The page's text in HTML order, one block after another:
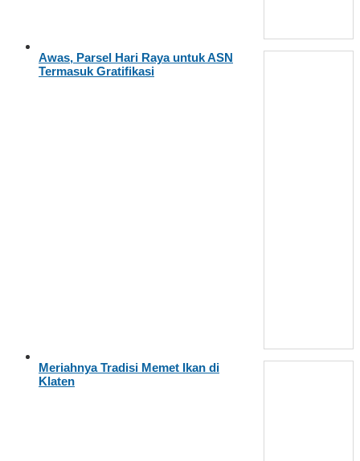
Awas, Parsel Hari Raya untuk ASN
Termasuk Gratifikasi
Meriahnya Tradisi Memet Ikan di
Klaten